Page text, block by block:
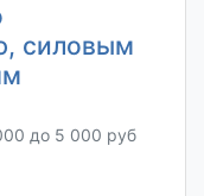
силовым
до 5 000 руб